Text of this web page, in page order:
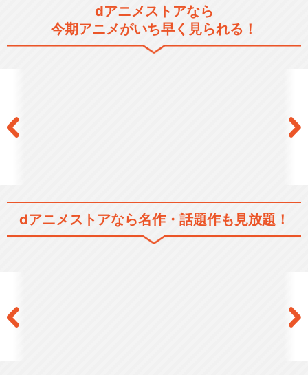
ズ4）
dアニメストアなら
今期アニメがいち早く見られる！
dアニメストアなら名作・話題作も見放題！